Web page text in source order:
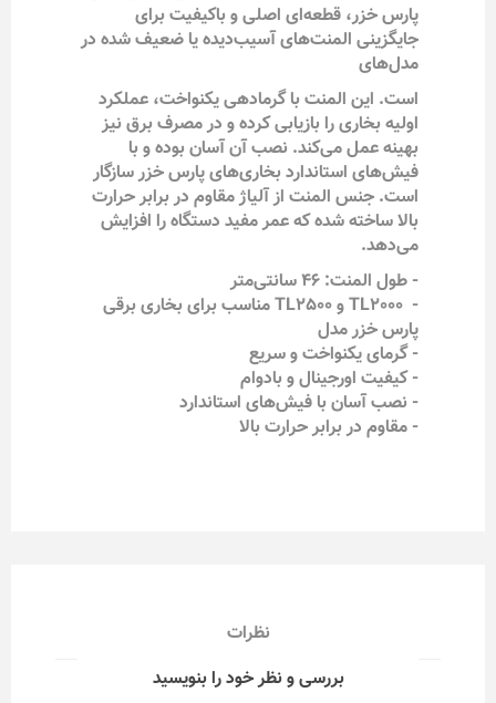
پارس خزر، قطعه‌ای اصلی و باکیفیت برای
جایگزینی المنت‌های آسیب‌دیده یا ضعیف شده در
مدل‌های
است. این المنت با گرمادهی یکنواخت، عملکرد
اولیه بخاری را بازیابی کرده و در مصرف برق نیز
بهینه عمل می‌کند. نصب آن آسان بوده و با
فیش‌های استاندارد بخاری‌های پارس خزر سازگار
است. جنس المنت از آلیاژ مقاوم در برابر حرارت
بالا ساخته شده که عمر مفید دستگاه را افزایش
می‌دهد.
- طول المنت: ۴۶ سانتی‌متر
- TL2000 و TL2500 مناسب برای بخاری برقی
پارس خزر مدل
- گرمای یکنواخت و سریع
- کیفیت اورجینال و بادوام
- نصب آسان با فیش‌های استاندارد
- مقاوم در برابر حرارت بالا
نظرات
بررسی و نظر خود را بنویسید